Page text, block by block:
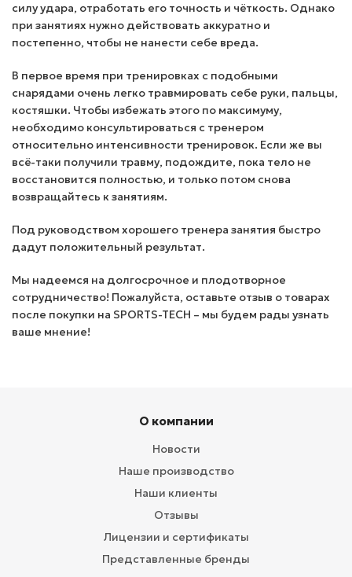
силу удара, отработать его точность и чёткость. Однако
при занятиях нужно действовать аккуратно и
постепенно, чтобы не нанести себе вреда.
В первое время при тренировках с подобными
снарядами очень легко травмировать себе руки, пальцы,
костяшки. Чтобы избежать этого по максимуму,
необходимо консультироваться с тренером
относительно интенсивности тренировок. Если же вы
всё-таки получили травму, подождите, пока тело не
восстановится полностью, и только потом снова
возвращайтесь к занятиям.
Под руководством хорошего тренера занятия быстро
дадут положительный результат.
Мы надеемся на долгосрочное и плодотворное
сотрудничество! Пожалуйста, оставьте отзыв о товарах
после покупки на SPORTS-TECH – мы будем рады узнать
ваше мнение!
О компании
Новости
Наше производство
Наши клиенты
Отзывы
Лицензии и сертификаты
Представленные бренды